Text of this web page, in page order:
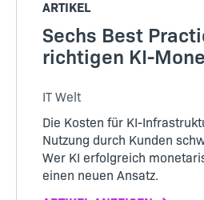
ARTIKEL
Sechs Best
richtigen KI-
IT Welt
Die Kosten für KI-
Nutzung durch Kunden
Wer KI erfolgreich
einen neuen Ansatz.